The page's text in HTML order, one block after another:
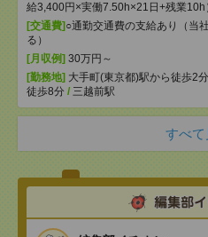
給3,400円×実働7.50h×21日+残業10h
[交通費] ○通勤交通費の支給あり（当
る）
[月収例] 30万円～
[勤務地] 大手町(東京都)駅から徒歩2分
徒歩8分 / 三越前駅
すべて